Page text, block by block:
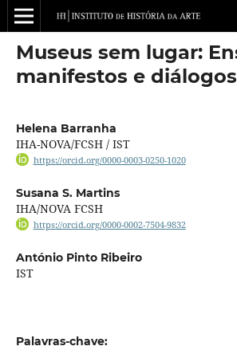
Museus sem lugar:
manifestos e
Helena Barranha
IHA-NOVA/FCSH / IST
https://orcid.org/0000-0003-0250-1020
Susana S. Martins
IHA/NOVA FCSH
https://orcid.org/0000-0002-7504-9832
António Pinto Ribeiro
IST
Palavras-chave: